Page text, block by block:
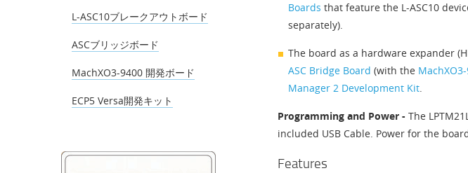
L-ASC10ブレークアウトボード
ASCブリッジボード
MachXO3-9400 開発ボード
ECP5 Versa開発キット
Boards that feature the L-ASC10
separately).
The board as a hardware expander
ASC Bridge Board (with the
Manager 2 Development Kit.
Programming and Power - The
included USB Cable. Power for the
Features